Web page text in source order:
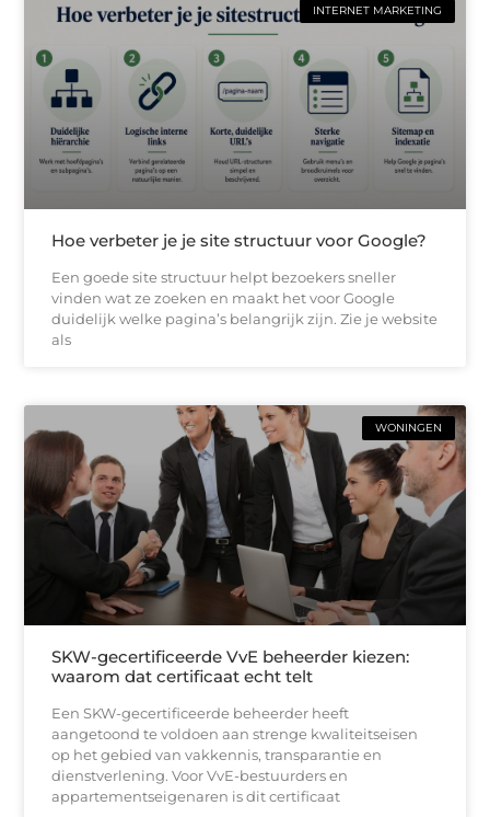
INTERNET MARKETING
Hoe verbeter je je site structuur voor Google?
Een goede site structuur helpt bezoekers sneller
vinden wat ze zoeken en maakt het voor Google
duidelijk welke pagina’s belangrijk zijn. Zie je website
als
WONINGEN
SKW-gecertificeerde VvE beheerder kiezen:
waarom dat certificaat echt telt
Een SKW-gecertificeerde beheerder heeft
aangetoond te voldoen aan strenge kwaliteitseisen
op het gebied van vakkennis, transparantie en
dienstverlening. Voor VvE-bestuurders en
appartementseigenaren is dit certificaat